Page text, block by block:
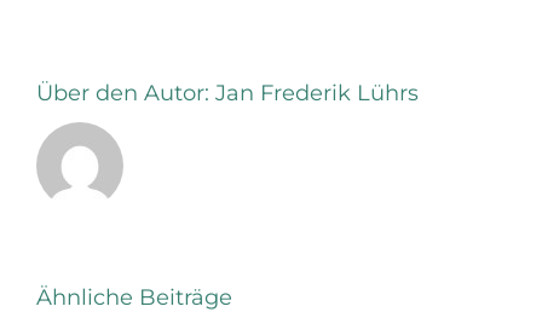
Über den Autor: Jan Frederik Lührs
Ähnliche Beiträge